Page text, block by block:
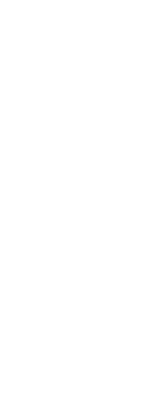
театр ім.Т.Г.Шевченка